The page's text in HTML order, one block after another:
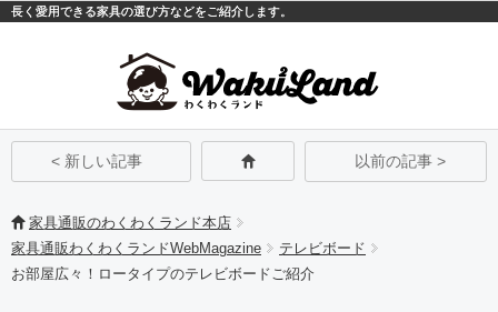
長く愛用できる家具の選び方などをご紹介します。
< 新しい記事 以前の記事 >
家具通販のわくわくランド本店
家具通販わくわくランドWebMagazine
テレビボード
お部屋広々！ロータイプのテレビボードご紹介
モバイルPC